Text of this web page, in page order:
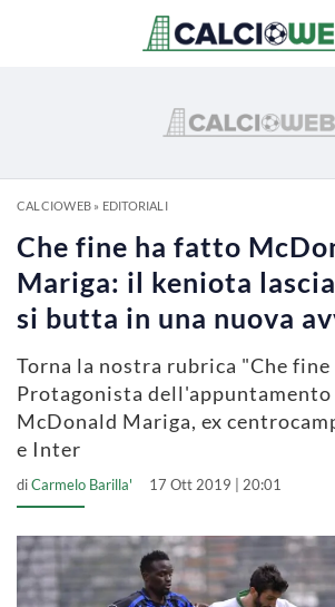
CALCIOWEB» EDITORIALI
Che fine ha fatto
Mariga: il keniota
si butta in una nuova
Torna la nostra rubrica "Che fine
Protagonista dell'appuntamento
McDonald Mariga, ex
e Inter
diCarmelo Barilla' 17 Ott 2019 | 20:01